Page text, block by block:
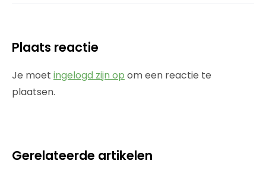
Plaats reactie
Je moet ingelogd zijn op om een reactie te
plaatsen.
Gerelateerde artikelen